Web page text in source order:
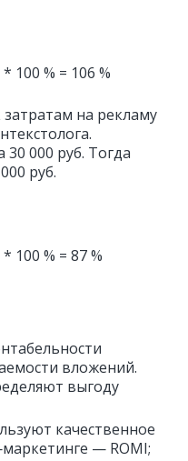
100 % = 106 %
затратам на рекламу
30 000 руб. Тогда
руб.
100 % = 87 %
вложений.
выгоду
качественное
— ROMI;